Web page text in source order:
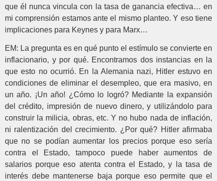
que él nunca vincula con la tasa de ganancia efectiva… en
mi comprensión estamos ante el mismo planteo. Y eso tiene
implicaciones para Keynes y para Marx…
EM: La pregunta es en qué punto el estímulo se convierte en
inflacionario, y por qué. Encontramos dos instancias en la
que esto no ocurrió. En la Alemania nazi, Hitler estuvo en
condiciones de eliminar el desempleo, que era masivo, en
un año. ¡Un año! ¿Cómo lo logró? Mediante la expansión
del crédito, impresión de nuevo dinero, y utilizándolo para
construir la milicia, obras, etc. Y no hubo nada de inflación,
ni ralentización del crecimiento. ¿Por qué? Hitler afirmaba
que no se podían aumentar los precios porque eso sería
contra el Estado, tampoco puede haber aumentos de
salarios porque eso atenta contra el Estado, y la tasa de
interés debe mantenerse baja porque eso permite que el